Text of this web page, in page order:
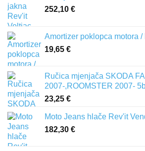
252,10 €
Amortizer poklopca motora /
19,65 €
Ručica mjenjača SKODA
2007-,ROOMSTER 2007-
23,25 €
Moto Jeans hlače Rev'it
182,30 €